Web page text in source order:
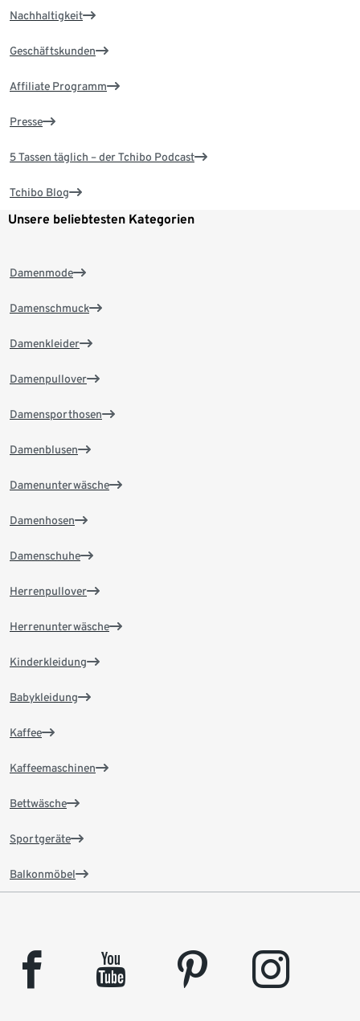
Nachhaltigkeit
Geschäftskunden
Affiliate Programm
Presse
5 Tassen täglich – der Tchibo Podcast
Tchibo Blog
Unsere beliebtesten Kategorien
Damenmode
Damenschmuck
Damenkleider
Damenpullover
Damensporthosen
Damenblusen
Damenunterwäsche
Damenhosen
Damenschuhe
Herrenpullover
Herrenunterwäsche
Kinderkleidung
Babykleidung
Kaffee
Kaffeemaschinen
Bettwäsche
Sportgeräte
Balkonmöbel
facebook youtube pinterest instagram